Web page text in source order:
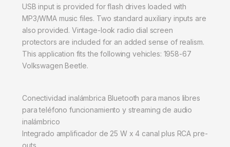
USB input is provided for flash drives loaded with
MP3/WMA music files. Two standard auxiliary inputs are
also provided. Vintage-look radio dial screen
protectors are included for an added sense of realism.
This application fits the following vehicles: 1958-67
Volkswagen Beetle.
Conectividad inalámbrica Bluetooth para manos libres
para teléfono funcionamiento y streaming de audio
inalámbrico
Integrado amplificador de 25 W x 4 canal plus RCA pre-